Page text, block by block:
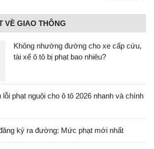
VỀ GIAO THÔNG
Không nhường đường cho xe cấp cứu,
tài xế ô tô bị phạt bao nhiêu?
phạt nguội cho ô tô 2026 nhanh và chính
ký ra đường: Mức phạt mới nhất